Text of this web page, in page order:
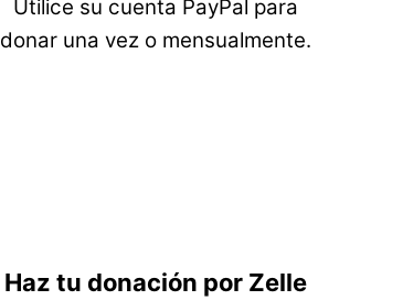
Utilice su cuenta PayPal para
donar una vez o mensualmente.
Haz tu donación por Zelle